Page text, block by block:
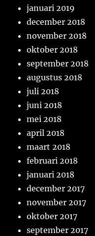
januari 2019
december 2018
november 2018
oktober 2018
september 2018
augustus 2018
juli 2018
juni 2018
mei 2018
april 2018
maart 2018
februari 2018
januari 2018
december 2017
november 2017
oktober 2017
september 2017